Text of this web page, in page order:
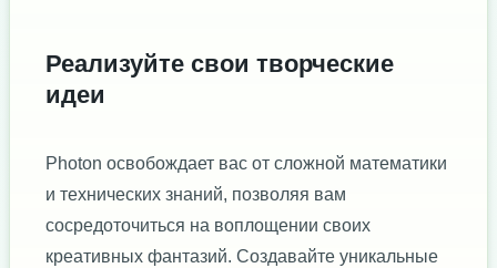
Реализуйте свои творческие
идеи
Photon освобождает вас от сложной математики
и технических знаний, позволяя вам
сосредоточиться на воплощении своих
креативных фантазий. Создавайте уникальные